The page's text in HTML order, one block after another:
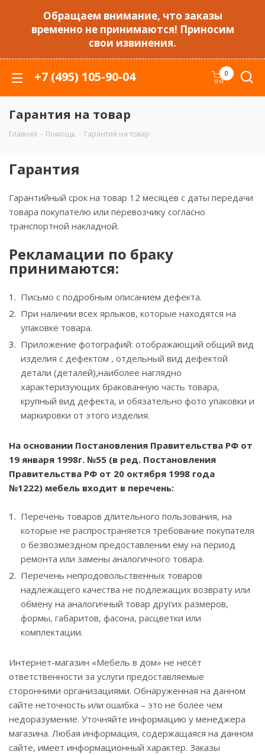
Обращаем внимание, что заказы
временно не принимаются! Приносим
свои извинения.
+7 (495) 105-90-04 0
Гарантия на товар
Главная - Помощь - Гарантия на товар
Гарантия
Гарантийный срок на товар 12 месяцев с даты передачи
товара покупателю или перевозчику согласно
транспортной накладной.
Рекламации по браку
принимаются:
Письмо с подробным описанием дефекта.
При наличии всех ярлыков, которые находятся на
упаковке товара.
Приложение фотографий: отображающий общий вид
изделия с дефектом , отдельный вид дефектой
детали (деталей),наиболее наглядно
характеризующих бракованную часть товара,
крупный вид дефекта, и обязательно фото упаковки и
маркировки от этого изделия.
На основании Постановления Правительства РФ от
19 января 1998г. №55 (в ред. Постановления
Правительства РФ от 20 октября 1998 года
№1222) мебель входит в перечень:
Перечень товаров длительного пользования, на
которые не распространяется требование покупателя
о безвозмездном предоставлении ему на период
ремонта или замены аналогичного товара.
Перечень непродовольственных товаров
надлежащего качества не подлежащих возврату или
обмену на аналогичный товар других размеров,
формы, габаритов, фасона, расцветки или
комплектации.
Интернет-магазин «Мебель в дом» не несёт
ответственности за услуги предоставляемые
сторонними организациями. Обнаруженная на данном
сайте неточность или ошибка – это не более чем
недоразумение. Уточняйте информацию у менеджера
магазина. Любая информация, содержащаяся на данном
сайте, имеет информационный характер. Заказы